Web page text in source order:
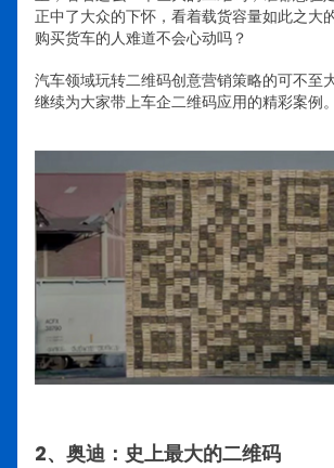
正中了大众的下怀，看着载货容量如此之
购买货车的人难道不会心动吗？
汽车领域玩转二维码创意营销策略的可不至
继续为大家带上车企二维码应用的精彩案例。
2、奥迪：史上最大的二维码